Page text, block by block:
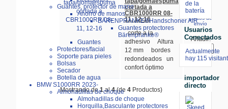
Guantes, protector de mano
Ahorro de manos
BÄRENPRANKE®Handschoner AIR
Guantes protectores
Bärenpranke®
Guantes
Protectores/facial
Soporte para pieles
Bolsas
Secador
Botella de agua
BMW S1000RR 2023-
Almohadillas de choque
Almohadillas de choque
Horquilla,Basculante protectores
cortada a
CBR1000RR 08-
11, 12-16
corte a la
adhesivo Altura
12 mm bordes
redondeados un
confort óptimo
incl. 19%
IVA
más
gastos de
envío
Añadir:
Mostrando de1al4(de 4Productos)
de la
batería
Usuarios
Conectados
Actualmente
hay 115
importador
directo